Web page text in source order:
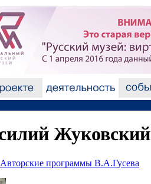
Жуковский
Авторские программы В.А.Гусева